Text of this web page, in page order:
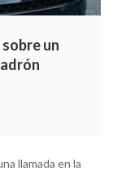
un
llamada en la